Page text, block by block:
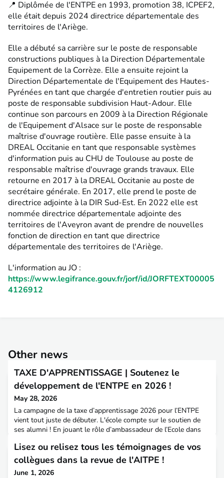
📍 Diplômée de l'ENTPE en 1993, promotion 38, ICPEF2,
elle était depuis 2024 directrice départementale des
territoires de l'Ariège.
Elle a débuté sa carrière sur le poste de responsable
constructions publiques à la Direction Départementale
Equipement de la Corrèze. Elle a ensuite rejoint la
Direction Départementale de l'Equipement des Hautes-
Pyrénées en tant que chargée d'entretien routier puis au
poste de responsable subdivision Haut-Adour. Elle
continue son parcours en 2009 à la Direction Régionale
de l'Equipement d'Alsace sur le poste de responsable
maîtrise d'ouvrage routière. Elle passe ensuite à la
DREAL Occitanie en tant que responsable systèmes
d'information puis au CHU de Toulouse au poste de
responsable maîtrise d'ouvrage grands travaux. Elle
retourne en 2017 à la DREAL Occitanie au poste de
secrétaire générale. En 2017, elle prend le poste de
directrice adjointe à la DIR Sud-Est. En 2022 elle est
nommée directrice départementale adjointe des
territoires de l'Aveyron avant de prendre de nouvelles
fonction de direction en tant que directrice
départementale des territoires de l'Ariège.
L'information au JO :
https://www.legifrance.gouv.fr/jorf/id/JORFTEXT00005
4126912
Other news
TAXE D'APPRENTISSAGE | Soutenez le
développement de l'ENTPE en 2026 !
May 28, 2026
La campagne de la taxe d’apprentissage 2026 pour l’ENTPE
vient tout juste de débuter. L'école compte sur le soutien de
ses alumni ! En jouant le rôle d’ambassadeur de l’Ecole dans
DG, DRH, DAF, etc. - pour qu’ils choisissent l’ENTPE comme
bénéficiaire. Pour soutenir l’ENTPE, rien de plus simple ! Il
suffit de relayer à vos interlocuteurs
Lisez ou relisez tous les témoignages de vos
collègues dans la revue de l'AITPE !
June 1, 2026